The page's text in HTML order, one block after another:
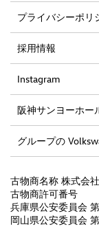
プライバシーポリ
採用情報
Instagram
阪神サンヨーホー
グループの
古物商名称 株式会
古物商許可番号
兵庫県公安委員会
岡山県公安委員会